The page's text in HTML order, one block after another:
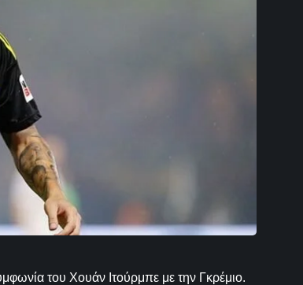
του Χουάν Ιτούρμπε με την Γκρέμιο.